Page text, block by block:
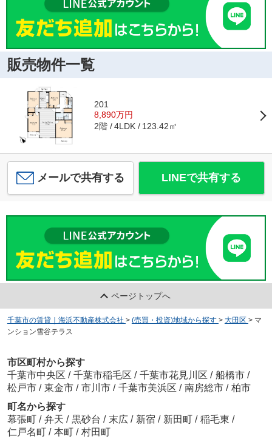
販売物件一覧
201
8,890万円
2階 4LDK 123.42㎡
メールで共有する LINEで共有する
ページトップへ
千葉市の賃貸｜海浜不動産株式会社 > (売買・投資)地域から探す > 大田区 > マ
ンション雪谷テラス
市区町村から探す
千葉市中央区 / 千葉市稲毛区 / 千葉市花見川区 / 船橋市 /
松戸市 / 東金市 / 市川市 / 千葉市美浜区 / 南房総市 / 柏市
町名から探す
幕張町 / 弁天 / 黒砂台 / 末広 / 新宿 / 新田町 / 稲毛東 /
仁戸名町 / 本町 / 村田町